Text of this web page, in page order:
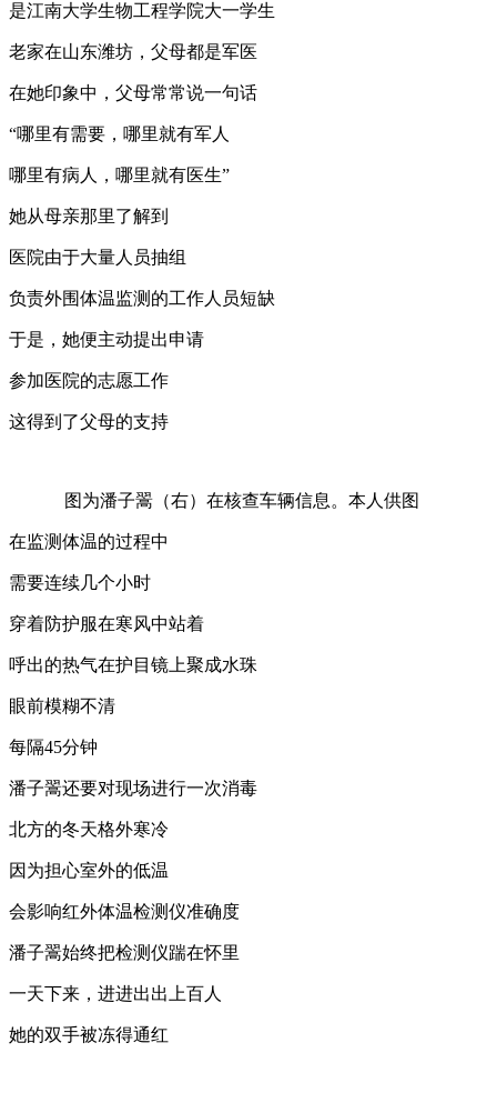
是江南大学生物工程学院大一学生
老家在山东潍坊，父母都是军医
在她印象中，父母常常说一句话
“哪里有需要，哪里就有军人
哪里有病人，哪里就有医生”
她从母亲那里了解到
医院由于大量人员抽组
负责外围体温监测的工作人员短缺
于是，她便主动提出申请
参加医院的志愿工作
这得到了父母的支持
图为潘子翯（右）在核查车辆信息。本人供图
在监测体温的过程中
需要连续几个小时
穿着防护服在寒风中站着
呼出的热气在护目镜上聚成水珠
眼前模糊不清
每隔45分钟
潘子翯还要对现场进行一次消毒
北方的冬天格外寒冷
因为担心室外的低温
会影响红外体温检测仪准确度
潘子翯始终把检测仪踹在怀里
一天下来，进进出出上百人
她的双手被冻得通红